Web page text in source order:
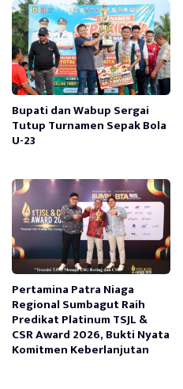
Bupati dan Wabup Sergai
Tutup Turnamen Sepak Bola
U-23
Pertamina Patra Niaga
Regional Sumbagut Raih
Predikat Platinum TSJL &
CSR Award 2026, Bukti Nyata
Komitmen Keberlanjutan